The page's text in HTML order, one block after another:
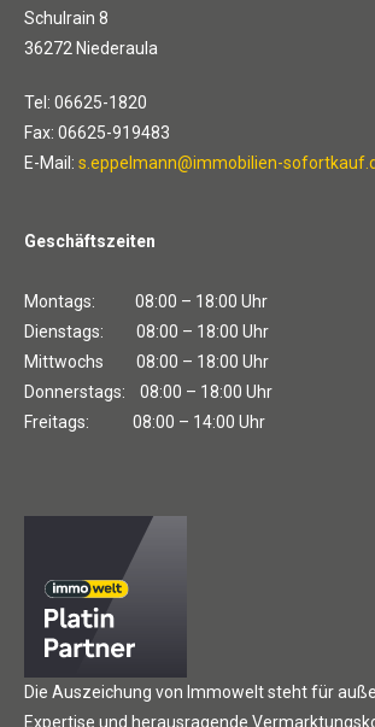
Schulrain 8
36272 Niederaula
Tel: 06625-1820
Fax: 06625-919483
E-Mail: s.eppelmann@immobilien-
Geschäftszeiten
Montags: 08:00 – 18:00 Uhr
Dienstags: 08:00 – 18:00 Uhr
Mittwochs 08:00 – 18:00 Uhr
Donnerstags: 08:00 – 18:00 Uhr
Freitags: 08:00 – 14:00 Uhr
Die Auszeichung von Immowelt steht für
Expertise und herausragende